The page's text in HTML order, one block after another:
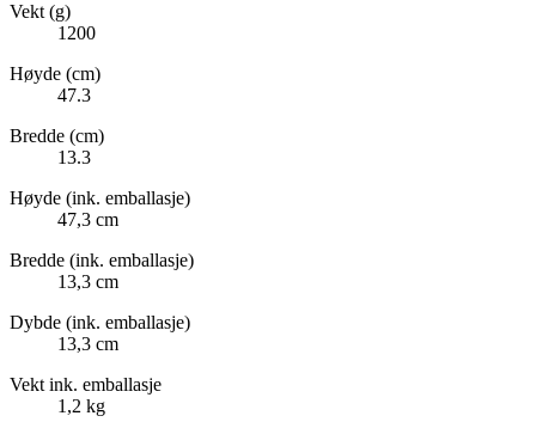
Vekt (g)
1200
Høyde (cm)
47.3
Bredde (cm)
13.3
Høyde (ink. emballasje)
47,3 cm
Bredde (ink. emballasje)
13,3 cm
Dybde (ink. emballasje)
13,3 cm
Vekt ink. emballasje
1,2 kg